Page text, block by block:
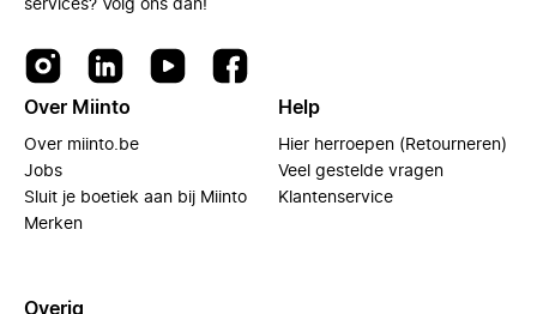
services? Volg ons dan!
Over Miinto
Over miinto.be
Jobs
Sluit je boetiek aan bij Miinto
Merken
Help
Hier herroepen (Retourneren)
Veel gestelde vragen
Klantenservice
Overig